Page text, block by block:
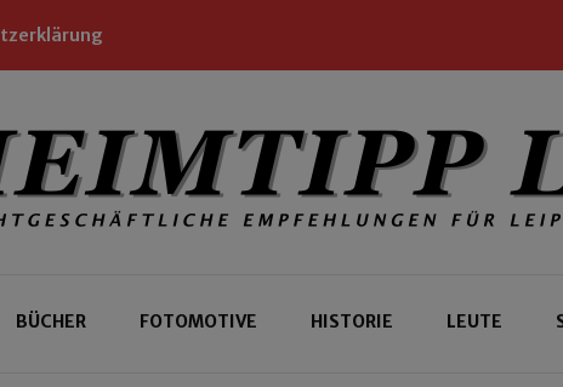
Leipzig
BÜCHER FOTOMOTIVE HISTORIE LEUTE